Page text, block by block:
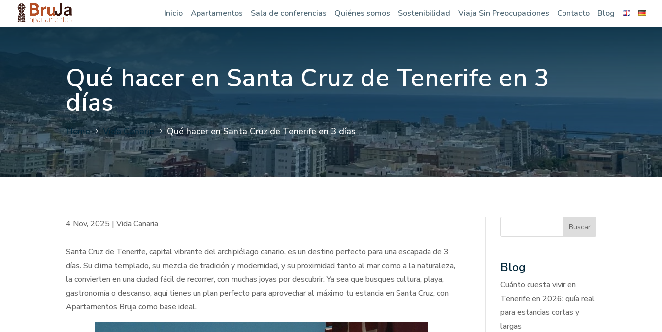
Inicio Apartamentos Sala de conferencias Quiénes somos Sostenibilidad Viaja Sin Preocupaciones Contacto Blog
Qué hacer en Santa Cruz de Tenerife en 3
días
Home Vida Canaria Qué hacer en Santa Cruz de Tenerife en 3 días
4 Nov, 2025 |Vida Canaria
Santa Cruz de Tenerife, capital vibrante del archipiélago canario, es un destino perfecto para una escapada de 3
días. Su clima templado, su mezcla de tradición y modernidad, y su proximidad tanto al mar como a la naturaleza,
la convierten en una ciudad fácil de recorrer, con muchas joyas por descubrir. Ya sea que busques cultura, playa,
gastronomía o descanso, aquí tienes un plan perfecto para aprovechar al máximo tu estancia en Santa Cruz, con
Apartamentos Bruja como base ideal.
Buscar
Blog
Cuánto cuesta vivir en
Tenerife en 2026: guía real
para estancias cortas y
largas